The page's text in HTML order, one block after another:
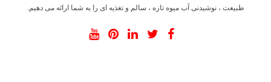
طبیعت ، نوشیدنی آب میوه تازه ، سالم و تغذیه ای را به شما ارائه می دهیم.